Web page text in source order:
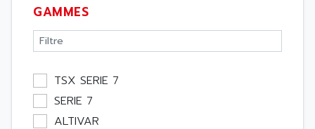
Ecran
Entrée / Sortie
Memoire
Module Métier
Moteur
Pupitre Opérateur
GAMMES
TSX SERIE 7
SERIE 7
ALTIVAR